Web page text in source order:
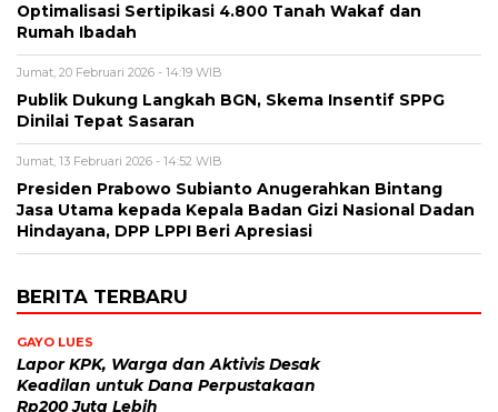
Optimalisasi Sertipikasi 4.800 Tanah Wakaf dan
Rumah Ibadah
Jumat, 20 Februari 2026 - 14:19 WIB
Publik Dukung Langkah BGN, Skema Insentif SPPG
Dinilai Tepat Sasaran
Jumat, 13 Februari 2026 - 14:52 WIB
Presiden Prabowo Subianto Anugerahkan Bintang
Jasa Utama kepada Kepala Badan Gizi Nasional Dadan
Hindayana, DPP LPPI Beri Apresiasi
BERITA TERBARU
GAYO LUES
Lapor KPK, Warga dan Aktivis Desak
Keadilan untuk Dana Perpustakaan
Rp200 Juta Lebih